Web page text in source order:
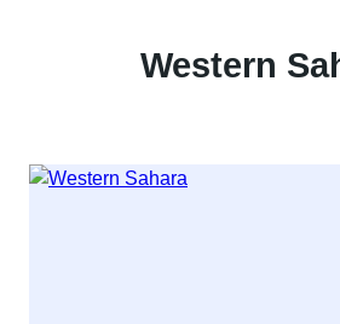
Western